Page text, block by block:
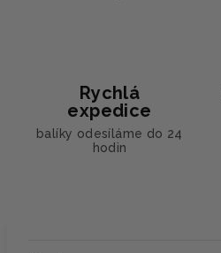
Rychlá
expedice
balíky odesíláme do 24
hodin